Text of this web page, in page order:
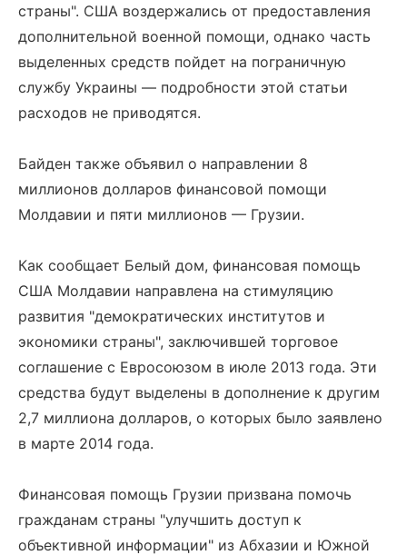
страны". США воздержались от предоставления
дополнительной военной помощи, однако часть
выделенных средств пойдет на пограничную
службу Украины — подробности этой статьи
расходов не приводятся.
Байден также объявил о направлении 8
миллионов долларов финансовой помощи
Молдавии и пяти миллионов — Грузии.
Как сообщает Белый дом, финансовая помощь
США Молдавии направлена на стимуляцию
развития "демократических институтов и
экономики страны", заключившей торговое
соглашение с Евросоюзом в июле 2013 года. Эти
средства будут выделены в дополнение к другим
2,7 миллиона долларов, о которых было заявлено
в марте 2014 года.
Финансовая помощь Грузии призвана помочь
гражданам страны "улучшить доступ к
объективной информации" из Абхазии и Южной